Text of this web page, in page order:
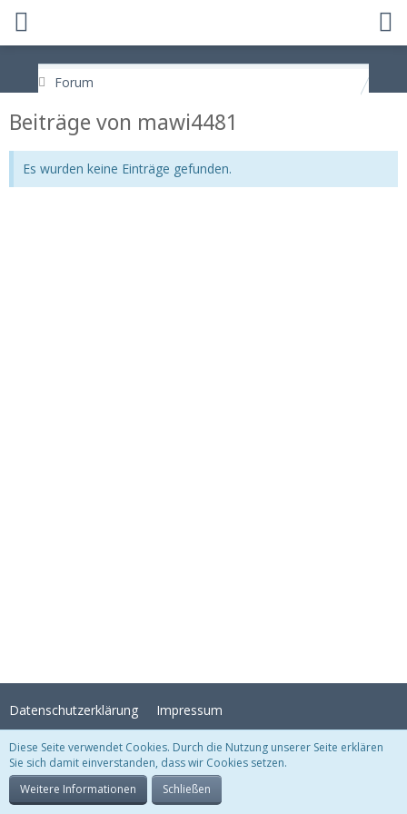
Forum
Beiträge von mawi4481
Es wurden keine Einträge gefunden.
Datenschutzerklärung Impressum
Stil:Crystal Temptation , erstellt vonKittMedia
Community-Software:
Diese Seite verwendet Cookies. Durch die Nutzung unserer Seite erklären
Sie sich damit einverstanden, dass wir Cookies setzen.
Weitere Informationen
Schließen